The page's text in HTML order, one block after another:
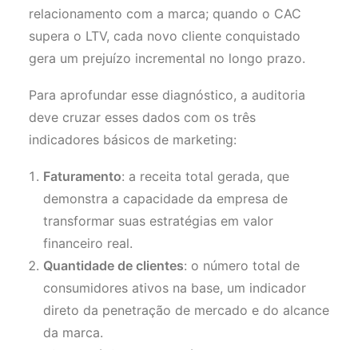
relacionamento com a marca; quando o CAC
supera o LTV, cada novo cliente conquistado
gera um prejuízo incremental no longo prazo.
Para aprofundar esse diagnóstico, a auditoria
deve cruzar esses dados com os três
indicadores básicos de marketing:
Faturamento: a receita total gerada, que
demonstra a capacidade da empresa de
transformar suas estratégias em valor
financeiro real.
Quantidade de clientes: o número total de
consumidores ativos na base, um indicador
direto da penetração de mercado e do alcance
da marca.